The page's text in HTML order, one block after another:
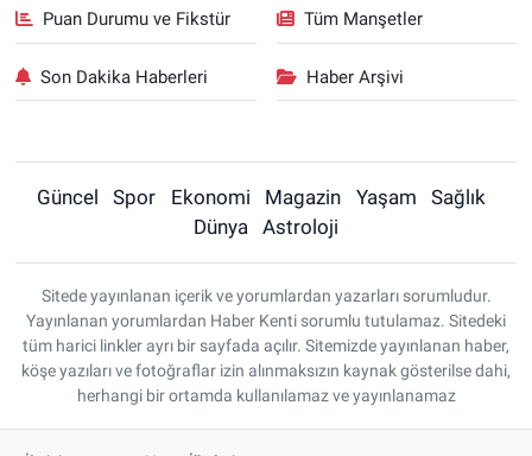
Puan Durumu ve Fikstür Tüm Manşetler
Son Dakika Haberleri Haber Arşivi
Güncel Spor Ekonomi Magazin Yaşam
Sağlık
Dünya
Astroloji
Sitede yayınlanan içerik ve yorumlardan yazarları sorumludur.
Yayınlanan yorumlardan Haber Kenti sorumlu tutulamaz. Sitedeki
tüm harici linkler ayrı bir sayfada açılır. Sitemizde yayınlanan haber,
köşe yazıları ve fotoğraflar izin alınmaksızın kaynak gösterilse dahi,
herhangi bir ortamda kullanılamaz ve yayınlanamaz